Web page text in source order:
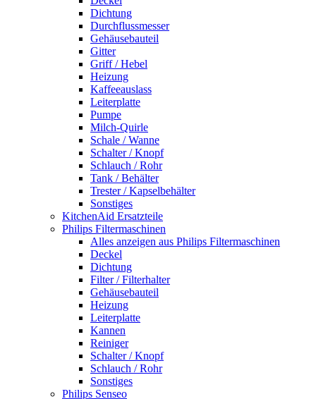
Dichtung
Durchflussmesser
Gehäusebauteil
Gitter
Griff / Hebel
Heizung
Kaffeeauslass
Leiterplatte
Pumpe
Milch-Quirle
Schale / Wanne
Schalter / Knopf
Schlauch / Rohr
Tank / Behälter
Trester / Kapselbehälter
Sonstiges
KitchenAid Ersatzteile
Philips Filtermaschinen
Alles anzeigen aus Philips Filtermaschinen
Deckel
Dichtung
Filter / Filterhalter
Gehäusebauteil
Heizung
Leiterplatte
Kannen
Reiniger
Schalter / Knopf
Schlauch / Rohr
Sonstiges
Philips Senseo